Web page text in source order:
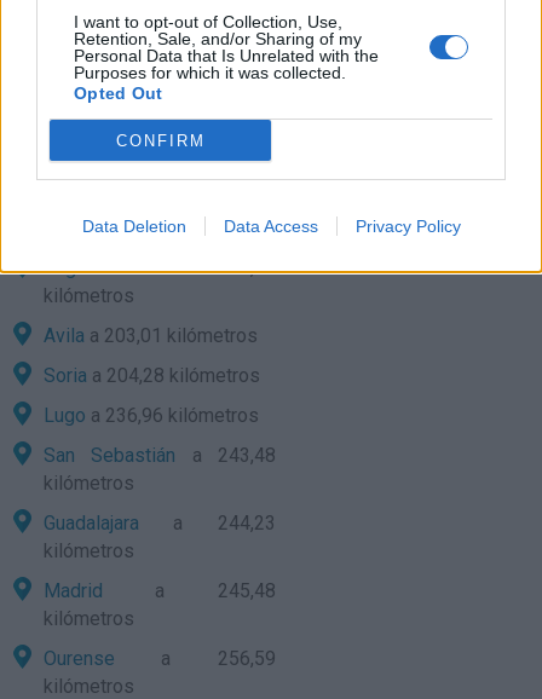
I want to opt-out of Collection, Use,
Retention, Sale, and/or Sharing of my
Personal Data that Is Unrelated with the
Purposes for which it was collected.
Opted Out
CONFIRM
Data Deletion Data Access Privacy Policy
kilómetros
Bilbaoa 171,63 kilómetros
Vitoriaa 174,29 kilómetros
a 178,13
kilómetros
kilómetros
Logroñoa 188,11
kilómetros
Avila a 203,01 kilómetros
Soria a 204,28 kilómetros
Lugo a 236,96 kilómetros
San Sebastián a 243,48
kilómetros
Guadalajara a 244,23
kilómetros
Madrid a 245,48
kilómetros
Ourense a 256,59
kilómetros